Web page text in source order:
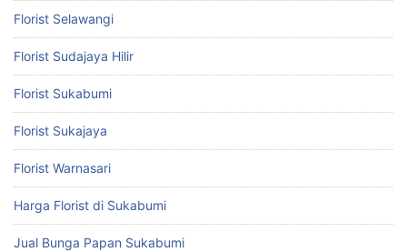
Florist Selawangi
Florist Sudajaya Hilir
Florist Sukabumi
Florist Sukajaya
Florist Warnasari
Harga Florist di Sukabumi
Jual Bunga Papan Sukabumi